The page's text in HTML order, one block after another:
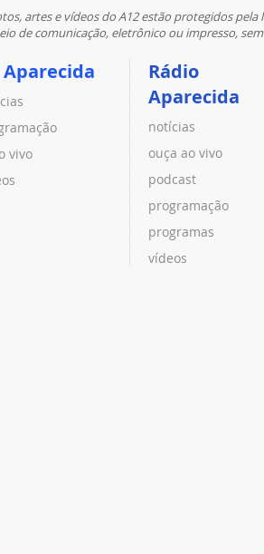
artes e vídeos do A12 estão protegidos
de comunicação, eletrônico ou impresso,
Aparecida
vivo
Rádio
Aparecida
notícias
ouça ao vivo
podcast
programação
programas
vídeos